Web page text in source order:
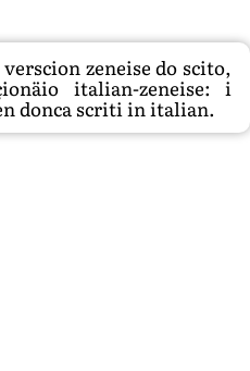
zeneise do scito,
italian-zeneise: i
donca scriti in italian.